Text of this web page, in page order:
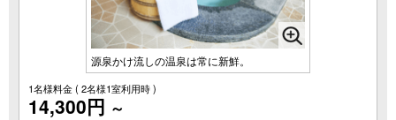
源泉かけ流しの温泉は常に新鮮。
1名様料金( 2名様1室利用時 )
14,300円 ～